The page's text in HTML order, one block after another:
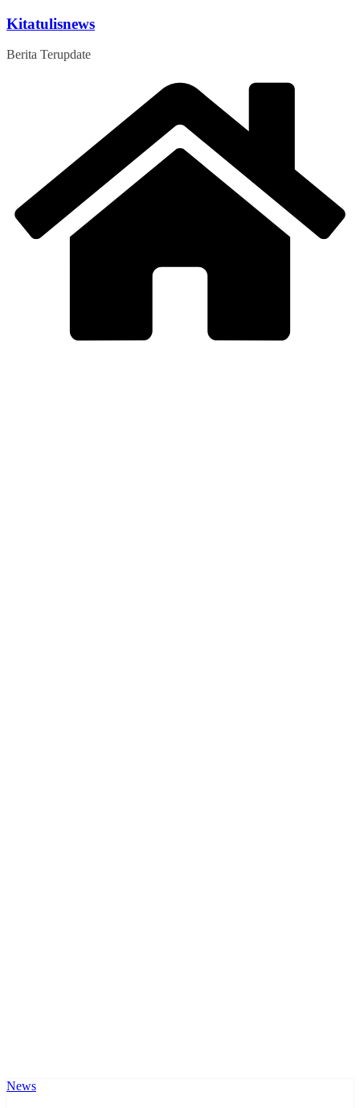
Skip
content
Kitatulisnews
Berita Terupdate
News